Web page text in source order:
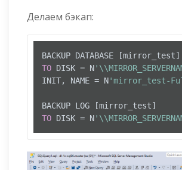
Делаем бэкап:
TO DISK = N
INIT, NAME = N'mirror_test-
TO DISK = N